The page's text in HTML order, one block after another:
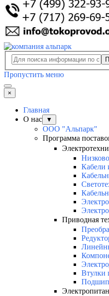
Пропустить меню
×
Главная
О нас
▼
ООО "Альпарк"
Программа
Кабели
Приводная
Втулки